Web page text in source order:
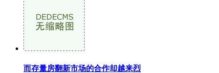
而存量房翻新市场的合作却越来烈